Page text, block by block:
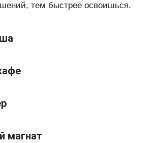
тем быстрее освоишься.
магнат